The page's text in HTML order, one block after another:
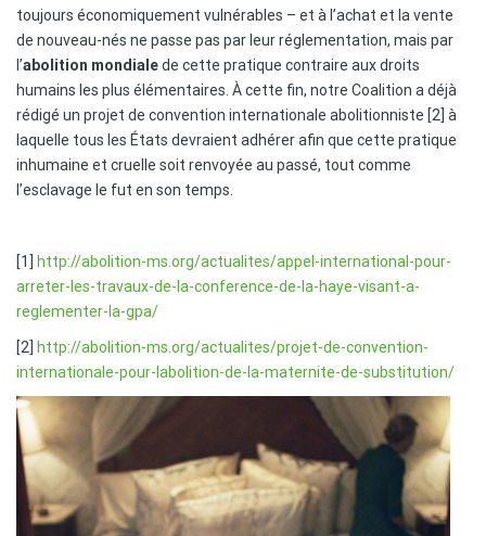
toujours économiquement vulnérables – et à l’achat et la vente
de nouveau-nés ne passe pas par leur réglementation, mais par
l’abolition mondialede cette pratique contraire aux droits
humains les plus élémentaires. À cette fin, notre Coalition a déjà
rédigé un projet de convention internationale abolitionniste [2] à
laquelle tous les États devraient adhérer afin que cette pratique
inhumaine et cruelle soit renvoyée au passé, tout comme
l’esclavage le fut en son temps.
[1]
http://abolition-ms.org/actualites/appel-international-pour-
arreter-les-travaux-de-la-conference-de-la-haye-visant-a-
reglementer-la-gpa/
[2]
http://abolition-ms.org/actualites/projet-de-convention-
internationale-pour-labolition-de-la-maternite-de-substitution/